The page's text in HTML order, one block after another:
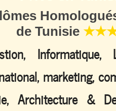
de Tunisie
Informatique,
marketing,
Architecture &